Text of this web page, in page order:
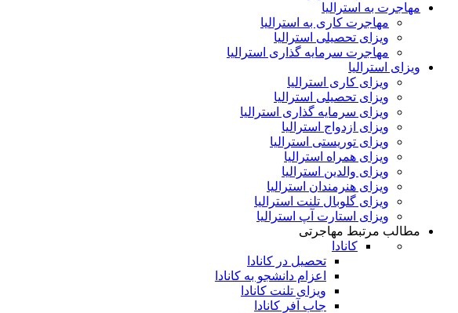
مهاجرت به استرالیا
مهاجرت کاری به استرالیا
ویزای تحصیلی استرالیا
مهاجرت سرمایه گذاری استرالیا
ویزای استرالیا
ویزای کاری استرالیا
ویزای تحصیلی استرالیا
ویزای سرمایه گذاری استرالیا
ویزای ازدواج استرالیا
ویزای توریستی استرالیا
ویزای همراه استرالیا
ویزای والدین استرالیا
ویزای هنرمندان استرالیا
ویزای گلوبال تلنت استرالیا
ویزای استارت آپ استرالیا
مطالب مرتبط مهاجرتی
کانادا
تحصیل در کانادا
اعزام دانشجو به کانادا
ویزای تلنت کانادا
جاب آفر کانادا